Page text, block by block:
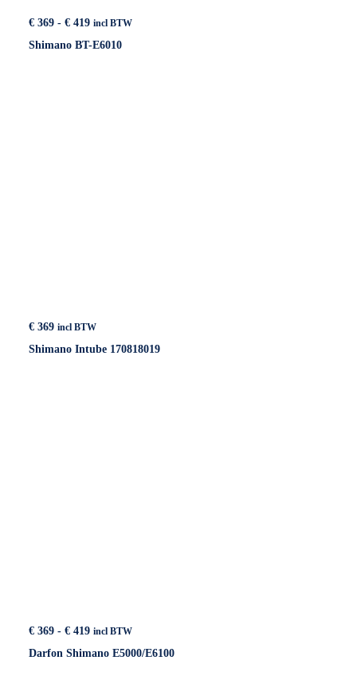
€ 369 - € 419Prijsklasse:
tot
incl BTW
Shimano BT-E6010
€ 369 incl BTW
Shimano Intube 170818019
€ 369 - € 419Prijsklasse:
tot
incl BTW
Darfon Shimano E5000/E6100